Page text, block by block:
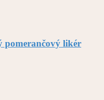
pomerančový likér